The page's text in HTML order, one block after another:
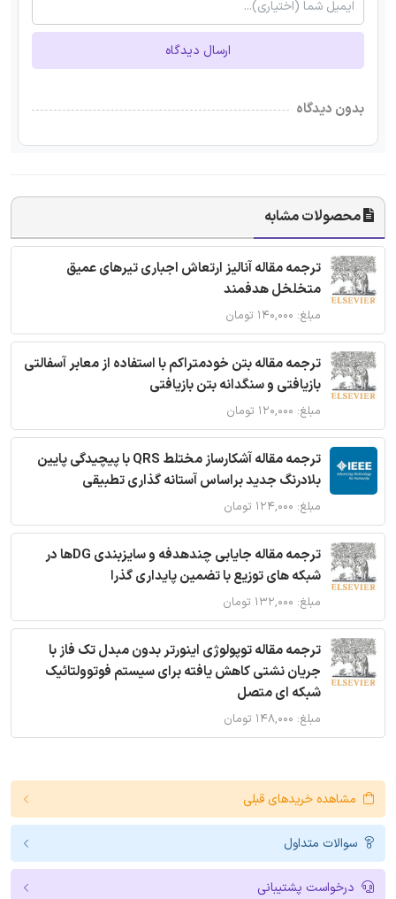
ارسال دیدگاه
بدون دیدگاه
محصولات مشابه
ترجمه مقاله آنالیز ارتعاش اجباری تیرهای عمیق
متخلخل هدفمند
مبلغ: ۱۴۰,۰۰۰ تومان
ترجمه مقاله بتن خودمتراکم با استفاده از معابر آسفالتی
بازیافتی و سنگدانه بتن بازیافتی
مبلغ: ۱۲۰,۰۰۰ تومان
ترجمه مقاله آشکارساز مختلط QRS با پیچیدگی پایین
بلادرنگ جدید براساس آستانه گذاری تطبیقی
مبلغ: ۱۲۴,۰۰۰ تومان
ترجمه مقاله جایابی چندهدفه و سایزبندی DGها در
شبکه های توزیع با تضمین پایداری گذرا
مبلغ: ۱۳۲,۰۰۰ تومان
ترجمه مقاله توپولوژی اینورتر بدون مبدل تک فاز با
جریان نشتی کاهش یافته برای سیستم فوتوولتائیک
شبکه ای متصل
مبلغ: ۱۴۸,۰۰۰ تومان
مشاهده خریدهای قبلی
سوالات متداول
درخواست پشتیبانی